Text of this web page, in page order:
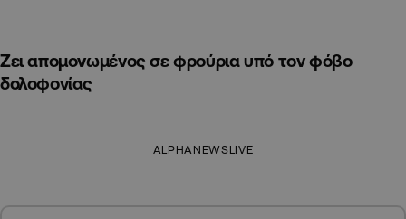
Ζει απομονωμένος σε φρούρια υπό τον φόβο
δολοφονίας
ALPHANEWSLIVE